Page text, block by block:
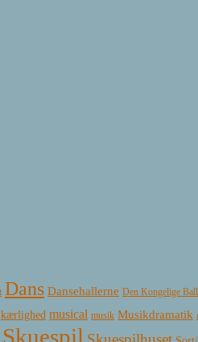
Dans Dansehallerne Den Kongelige
kærlighed musical musik Musikdramatik
Skuespil